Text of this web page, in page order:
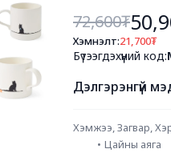
72,600₮
Хэмнэлт:21,700₮
Бүтээгдэхүүний код:
Дэлгэрэнгүй
Хэмжээ, Загвар,
Цайны аяга